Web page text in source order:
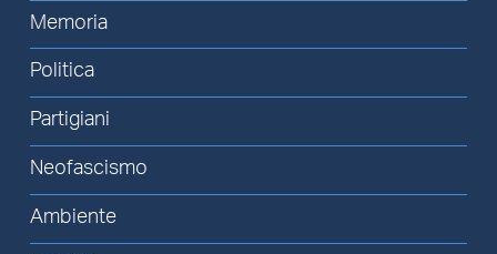
Memoria
Politica
Partigiani
Neofascismo
Ambiente